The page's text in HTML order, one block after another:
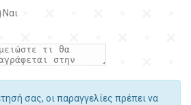
Ναι
σας, οι παραγγελίες πρέπει να